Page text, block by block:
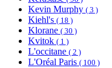
Kevin Murphy ( 3 )
Kiehl's ( 18 )
Klorane ( 30 )
Kvitok ( 1 )
L'occitane ( 2 )
L'Oréal Paris ( 100 )